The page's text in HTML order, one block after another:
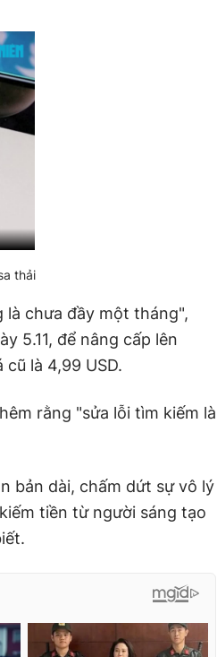
thải
chưa đầy một tháng",
5.11, để nâng cấp lên
là 4,99 USD.
rằng "sửa lỗi tìm kiếm là
bản dài, chấm dứt sự vô lý
tiền từ người sáng tạo